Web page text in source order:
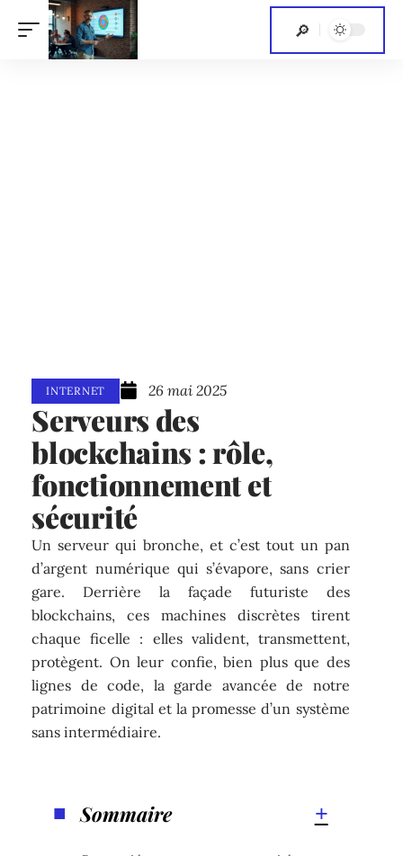
INTERNET 26 mai 2025
Serveurs des
blockchains : rôle,
fonctionnement et
sécurité
Un serveur qui bronche, et c’est tout un pan
d’argent numérique qui s’évapore, sans crier
gare. Derrière la façade futuriste des
blockchains, ces machines discrètes tirent
chaque ficelle : elles valident, transmettent,
protègent. On leur confie, bien plus que des
lignes de code, la garde avancée de notre
patrimoine digital et la promesse d’un système
sans intermédiaire.
Sommaire